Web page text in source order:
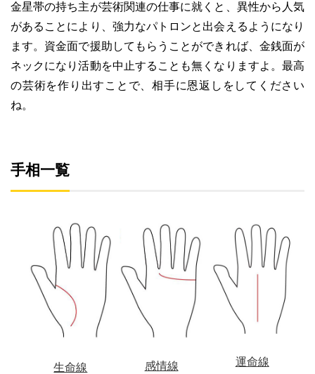
金星帯の持ち主が芸術関連の仕事に就くと、異性から人気
があることにより、強力なパトロンと出会えるようになり
ます。資金面で援助してもらうことができれば、金銭面が
ネックになり活動を中止することも無くなりますよ。最高
の芸術を作り出すことで、相手に恩返しをしてください
ね。
手相一覧
生命線 感情線 運命線